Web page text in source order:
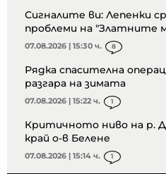
Сигналите ви: Лепенки
проблеми на "Златните
07.08.2026 | 15:30 ч. 8
Рядка спасителна
разгара на зимата
07.08.2026 | 15:22 ч. 1
Критичното ниво на р.
край о-в Белене
07.08.2026 | 15:14 ч. 1